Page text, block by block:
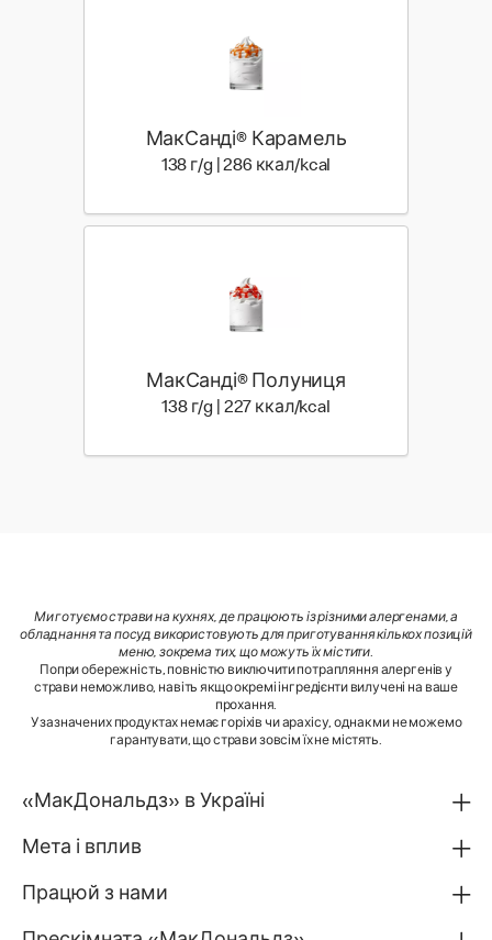
МакСанді® Карамель
138 г/g | 286 ккал/kcal
МакСанді® Полуниця
138 г/g | 227 ккал/kcal
Ми готуємо страви на кухнях, де працюють із різними алергенами, а
обладнання та посуд використовують для приготування кількох позицій
меню, зокрема тих, що можуть їх містити.
Попри обережність, повністю виключити потрапляння алергенів у
страви неможливо, навіть якщо окремі інгредієнти вилучені на ваше
прохання.
У зазначених продуктах немає горіхів чи арахісу, однак ми не можемо
гарантувати, що страви зовсім їх не містять.
«МакДональдз» в Україні
Мета і вплив
Працюй з нами